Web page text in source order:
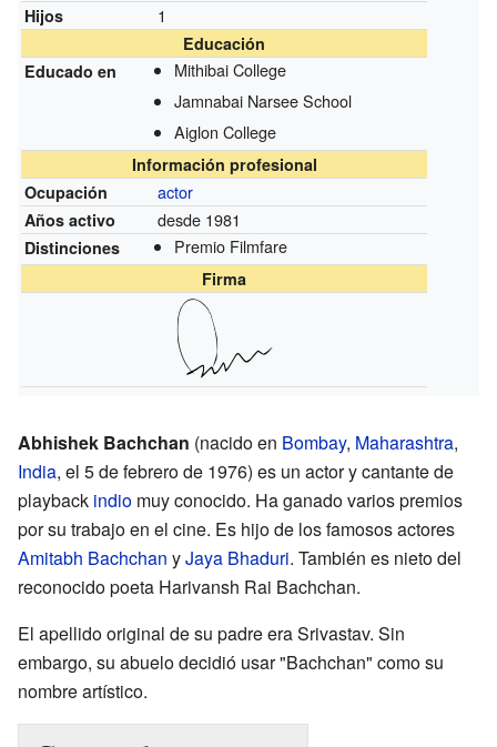
Hijos 1
Educación
Educado en
Mithibai College
Jamnabai Narsee School
Aiglon College
Información profesional
Ocupación
actor
Años activo desde 1981
Distinciones Premio Filmfare
Firma
Abhishek Bachchan (nacido en Bombay, Maharashtra,
India, el 5 de febrero de 1976) es un actor y cantante de
playback indio muy conocido. Ha ganado varios premios
por su trabajo en el cine. Es hijo de los famosos actores
Amitabh Bachchan yJaya Bhaduri. También es nieto del
reconocido poeta Harivansh Rai Bachchan.
El apellido original de su padre era Srivastav. Sin
embargo, su abuelo decidió usar "Bachchan" como su
nombre artístico.